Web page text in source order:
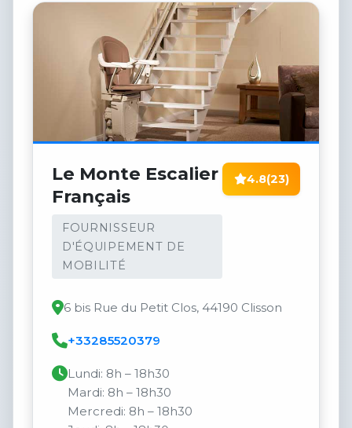
Le Monte Escalier
Français
FOURNISSEUR
D'ÉQUIPEMENT DE
MOBILITÉ
4.8(23)
6 bis Rue du Petit Clos, 44190 Clisson
+33285520379
Lundi: 8h – 18h30
Mardi: 8h – 18h30
Mercredi: 8h – 18h30